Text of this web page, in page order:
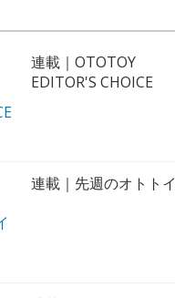
連載｜OTOTOY
EDITOR'S CHOICE
連載｜先週のオトトイ